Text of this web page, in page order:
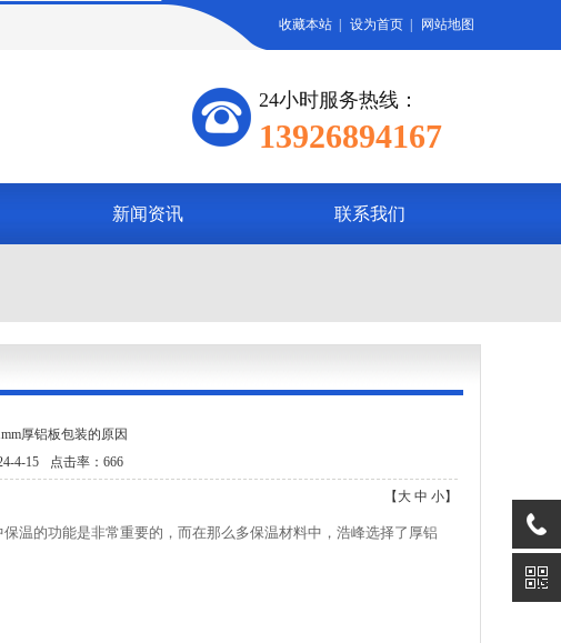
收藏本站 设为首页 网站地图
24小时服务热线：
13926894167
新闻资讯 联系我们
厚铝板包装的原因
4-15 点击率：666
【 大 中 小】
温的功能是非常重要的，而在那么多保温材料中，浩峰选择了厚铝